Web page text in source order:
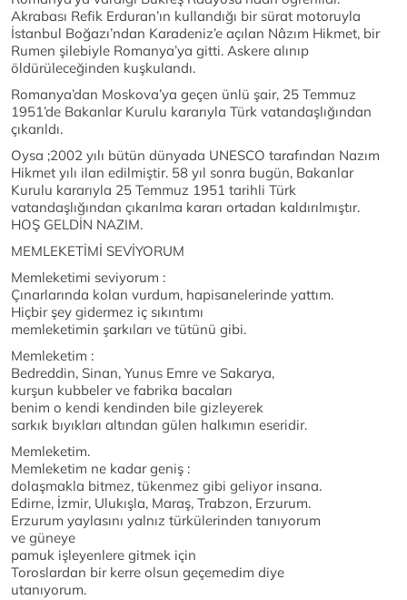
Akrabası Refik Erduran’ın kullandığı bir sürat motoruyla
İstanbul Boğazı’ndan Karadeniz’e açılan Nâzım Hikmet, bir
Rumen şilebiyle Romanya’ya gitti. Askere alınıp
öldürüleceğinden kuşkulandı.
Romanya’dan Moskova’ya geçen ünlü şair, 25 Temmuz
1951’de Bakanlar Kurulu kararıyla Türk vatandaşlığından
çıkarıldı.
Oysa ;2002 yılı bütün dünyada UNESCO tarafından Nazım
Hikmet yılı ilan edilmiştir. 58 yıl sonra bugün, Bakanlar
Kurulu kararıyla 25 Temmuz 1951 tarihli Türk
vatandaşlığından çıkarılma kararı ortadan kaldırılmıştır.
HOŞ GELDİN NAZIM.
MEMLEKETİMİ SEVİYORUM
Memleketimi seviyorum :
Çınarlarında kolan vurdum, hapisanelerinde yattım.
Hiçbir şey gidermez iç sıkıntımı
memleketimin şarkıları ve tütünü gibi.
Memleketim :
Bedreddin, Sinan, Yunus Emre ve Sakarya,
kurşun kubbeler ve fabrika bacaları
benim o kendi kendinden bile gizleyerek
sarkık bıyıkları altından gülen halkımın eseridir.
Memleketim.
Memleketim ne kadar geniş :
dolaşmakla bitmez, tükenmez gibi geliyor insana.
Edirne, İzmir, Ulukışla, Maraş, Trabzon, Erzurum.
Erzurum yaylasını yalnız türkülerinden tanıyorum
ve güneye
pamuk işleyenlere gitmek için
Toroslardan bir kerre olsun geçemedim diye
utanıyorum.